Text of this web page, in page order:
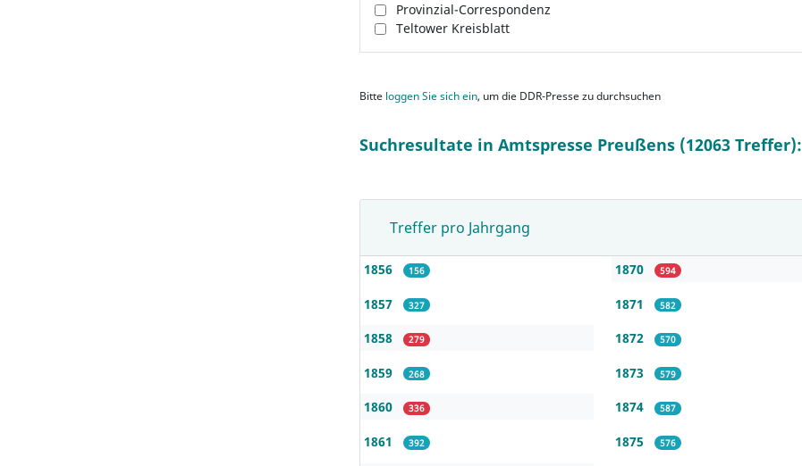
Provinzial-Correspondenz
Teltower Kreisblatt
Bitte loggen Sie sich ein, um die DDR-Presse zu durchsuchen
Suchresultate in Amtspresse Preußens (12063 Treffer):
Treffer pro Jahrgang
1856 156
1857 327
1858 279
1859 268
1860 336
1861 392
1870 594
1871 582
1872 570
1873 579
1874 587
1875 576